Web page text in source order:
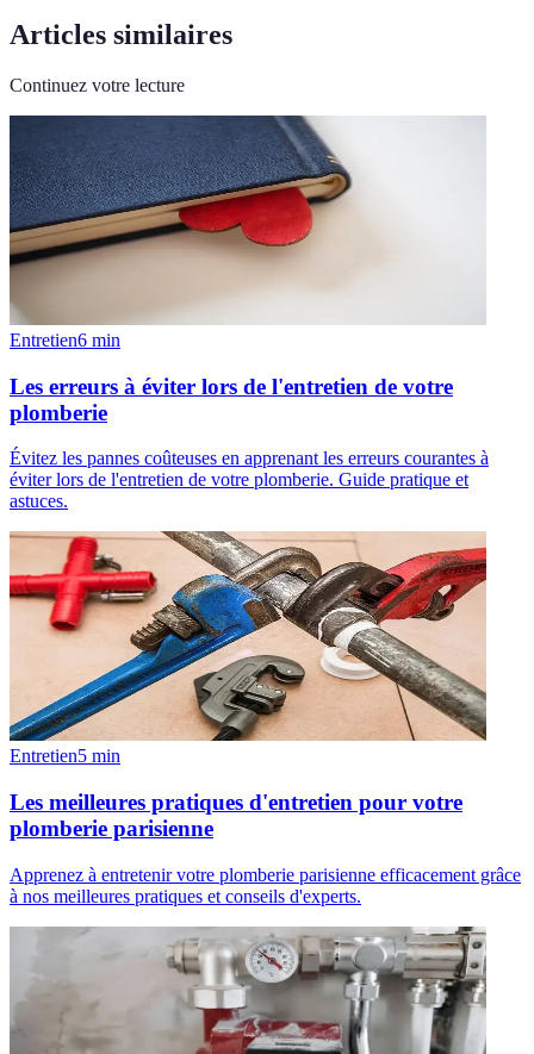
Articles similaires
Continuez votre lecture
Entretien6 min
Les erreurs à éviter lors de l'entretien de votre
plomberie
Évitez les pannes coûteuses en apprenant les erreurs courantes à
éviter lors de l'entretien de votre plomberie. Guide pratique et
astuces.
Entretien5 min
Les meilleures pratiques d'entretien pour votre
plomberie parisienne
Apprenez à entretenir votre plomberie parisienne efficacement grâce
à nos meilleures pratiques et conseils d'experts.